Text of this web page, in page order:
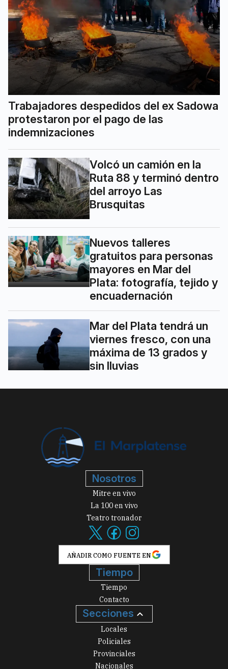
Trabajadores despedidos del ex Sadowa
protestaron por el pago de las
indemnizaciones
Volcó un camión en la
Ruta 88 y terminó dentro
del arroyo Las
Brusquitas
Nuevos talleres
gratuitos para personas
mayores en Mar del
Plata: fotografía, tejido y
encuadernación
Mar del Plata tendrá un
viernes fresco, con una
máxima de 13 grados y
sin lluvias
Nosotros
Mitre en vivo
La 100 en vivo
Teatro tronador
AÑADIR COMO FUENTE EN
Tiempo
Tiempo
Contacto
Secciones
Locales
Policiales
Provinciales
Nacionales